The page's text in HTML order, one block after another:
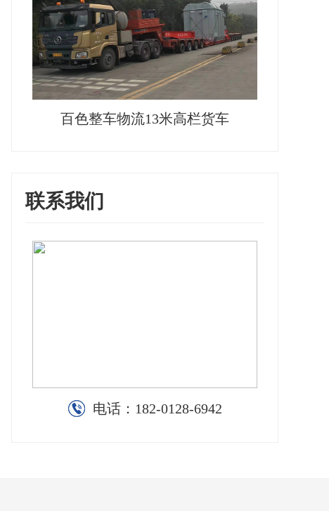
百色整车物流13米高栏货车
联系我们
电话： 182-0128-6942